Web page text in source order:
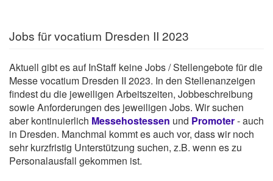
Jobs für vocatium Dresden II 2023
Aktuell gibt es auf InStaff keine Jobs / Stellengebote für die
Messe vocatium Dresden II 2023. In den Stellenanzeigen
findest du die jeweiligen Arbeitszeiten, Jobbeschreibung
sowie Anforderungen des jeweiligen Jobs. Wir suchen
aber kontinuierlich Messehostessen und Promoter- auch
in Dresden. Manchmal kommt es auch vor, dass wir noch
sehr kurzfristig Unterstützung suchen, z.B. wenn es zu
Personalausfall gekommen ist.